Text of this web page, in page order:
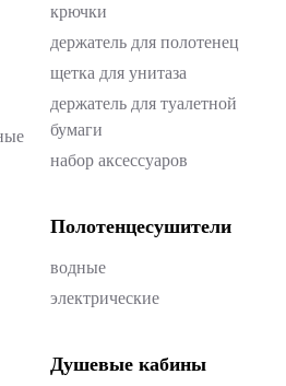
крючки
держатель для полотенец
щетка для унитаза
держатель для туалетной
бумаги
набор аксессуаров
Полотенцесушители
водные
электрические
Душевые кабины